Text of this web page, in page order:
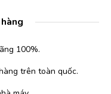
100%.
trên toàn quốc.